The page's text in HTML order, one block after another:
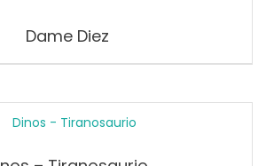
Dame Diez